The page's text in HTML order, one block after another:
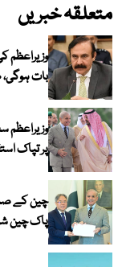
متعلقہ خبریں
وزیراعظم
بات
وزیراعظم
پر تپاک
چین کے
پاک چین